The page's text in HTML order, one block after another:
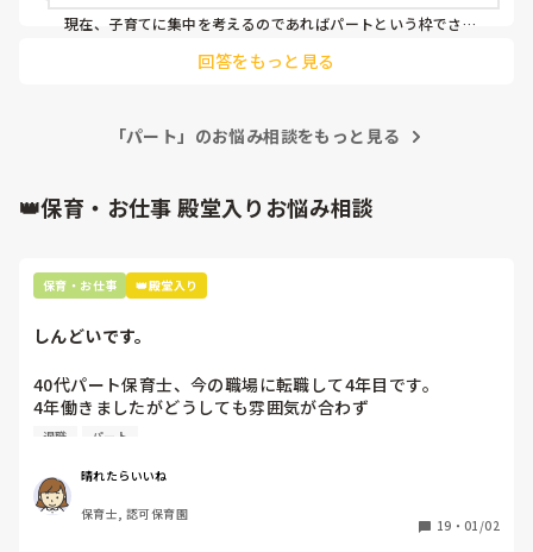
現在、子育てに集中を考えるのであればパートという枠でさま
す。正直職場は合う合わないがあるかと思いますので、正規、
回答をもっと見る
「パート」のお悩み相談をもっと見る
👑保育・お仕事 殿堂入りお悩み相談
保育・お仕事 👑殿堂入り
しんどいです。
40代パート保育士、今の職場に転職して4年目です。
4年働きましたがどうしても雰囲気が合わず
退職しようと思っています。
周りの職員は、勤続10年以上から何十年という先生がほとん
どです。
保護者子どもの愚痴悪口が多く、
退職 パート
晴れたらいいね
保育士, 認可保育園
19 ・ 01/02